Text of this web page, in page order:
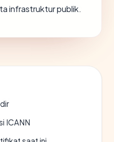
infrastruktur publik.
ICANN